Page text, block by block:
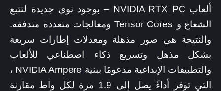
ألعاب NVIDIA RTX PC – بوجود نوى جديدة لتتبع
الشعاع و Tensor Cores ومعالجات متعددة متدفقة.
والنتيجة هي صور مذهلة ومعدلات إطارات سريعة
بشكل مذهل وتسريع ذكاء اصطناعي للألعاب
والتطبيقات الإبداعية مدعومًا ببنية NVIDIA Ampere ،
التي توفر أداءً يصل إلى 1.9 مرة لكل واط مقارنة